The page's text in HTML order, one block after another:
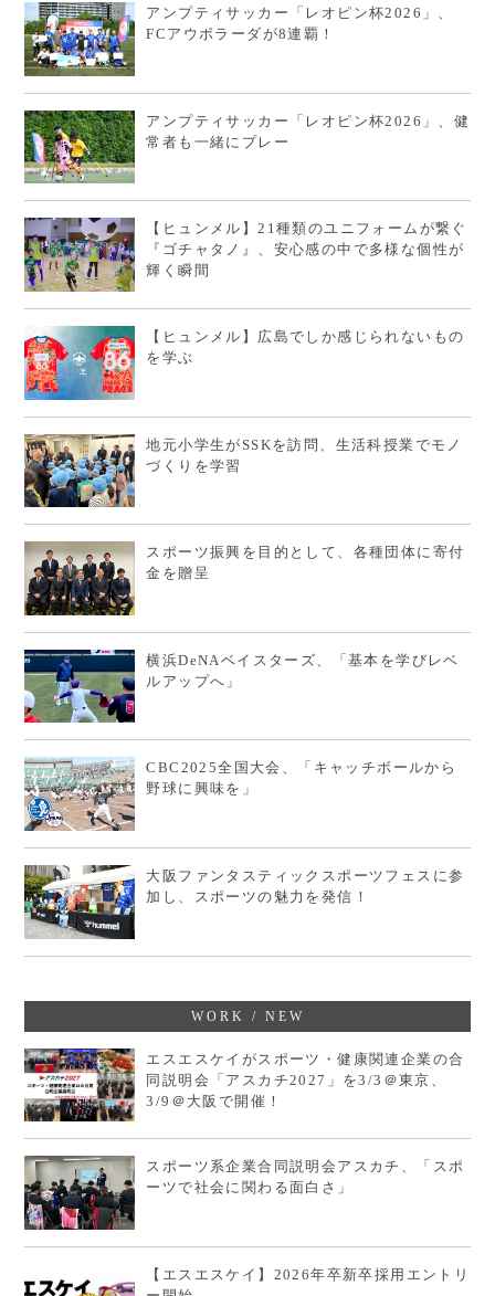
アンプティサッカー「レオピン杯2026」、
FCアウボラーダが8連覇！
アンプティサッカー「レオピン杯2026」、健
常者も一緒にプレー
【ヒュンメル】21種類のユニフォームが繋ぐ
『ゴチャタノ』、安心感の中で多様な個性が
輝く瞬間
【ヒュンメル】広島でしか感じられないもの
を学ぶ
地元小学生がSSKを訪問、生活科授業でモノ
づくりを学習
スポーツ振興を目的として、各種団体に寄付
金を贈呈
横浜DeNAベイスターズ、「基本を学びレベ
ルアップへ」
CBC2025全国大会、「キャッチボールから
野球に興味を」
大阪ファンタスティックスポーツフェスに参
加し、スポーツの魅力を発信！
WORK / NEW
エスエスケイがスポーツ・健康関連企業の合
同説明会「アスカチ2027」を3/3＠東京、
3/9＠大阪で開催！
スポーツ系企業合同説明会アスカチ、「スポ
ーツで社会に関わる面白さ」
【エスエスケイ】2026年卒新卒採用エントリ